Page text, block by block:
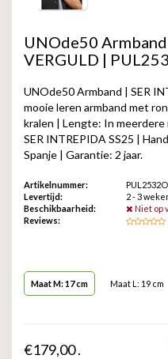
KARMA
CAMPS & CAMPS
BERNICE
ZAG BIJOUX
KAPTEN & SON
UNOde50
VERGULD |
UNOde50 Armband | SER
mooie leren armband met
kralen | Lengte: In
SER INTREPIDA SS25 |
Spanje | Garantie: 2 jaar.
Artikelnummer:
Levertijd:
2 - 3
Beschikbaarheid:
Niet op
Reviews:
Maat M: 17 cm Maat L: 19 cm
€179,00 .